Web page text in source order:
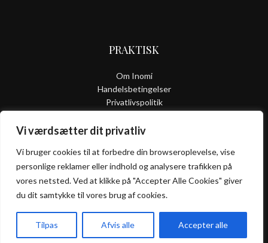
Vi værdsætter dit privatliv
Vi bruger cookies til at forbedre din browseroplevelse, vise
personlige reklamer eller indhold og analysere trafikken på
vores netsted. Ved at klikke på "Accepter Alle Cookies" giver
du dit samtykke til vores brug af cookies.
Tilpas Afvis alle Accepter alle
PRAKTISK
Om Inomi
Handelsbetingelser
Privatlivspolitik
Kontakt
ALLERGI
INFORMATION
Kontakt os hvis du har spørgsmål vedr. allergene ingredienser i
vores retter.